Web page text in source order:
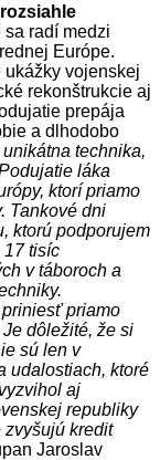
rozsiahle
sa radí medzi
Európe.
vojenskej
rekonštrukcie aj
prepája
a dlhodobo
unikátna technika,
láka
ktorí priamo
Tankové dni
ktorú podporujem
17 tisíc
v táboroch a
priamo
dôležité, že si
sú len v
udalostiach, ktoré
aj
republiky
zvyšujú kredit
Jaroslav